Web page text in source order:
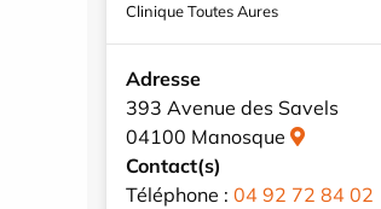
Clinique Toutes Aures
Adresse
393 Avenue des Savels
04100 Manosque
Contact(s)
Téléphone : 04 92 72 84 02